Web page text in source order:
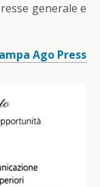
generale e
Ago Press